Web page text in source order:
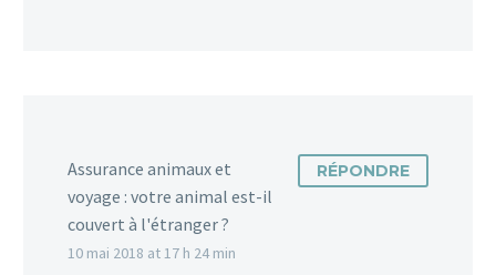
Assurance animaux et
voyage : votre animal est-il
couvert à l'étranger ?
10 mai 2018 at 17 h 24 min
RÉPONDRE